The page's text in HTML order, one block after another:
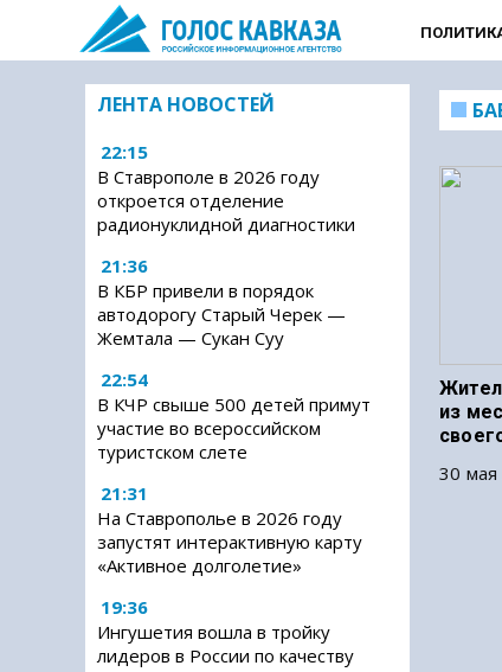
ЛЕНТА НОВОСТЕЙ
22:15
В Ставрополе в 2026 году
откроется отделение
радионуклидной диагностики
21:36
В КБР привели в порядок
автодорогу Старый Черек —
Жемтала — Сукан Суу
22:54
В КЧР свыше 500 детей примут
участие во всероссийском
туристском слете
21:31
На Ставрополье в 2026 году
запустят интерактивную карту
«Активное долголетие»
19:36
Ингушетия вошла в тройку
лидеров в России по качеству
из
30 мая